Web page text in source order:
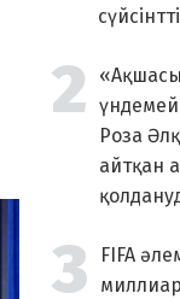
үндемей
Роза
айтқан
FIFA